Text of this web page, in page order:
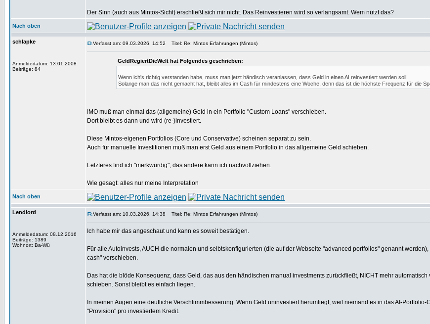
Der Sinn (auch aus Mintos-Sicht) erschließt sich mir nicht. Das Reinvestieren wird so verlangsamt. Wem nützt das?
Nach oben
schlapke
Anmeldedatum: 13.01.2008
Beiträge: 84
Verfasst am: 09.03.2026, 14:52 Titel: Re: Mintos Erfahrungen (Mintos)
GeldRegiertDieWelt hat Folgendes geschrieben:
Wenn ich's richtig verstanden habe, muss man jetzt händisch veranlassen, dass Geld in einen AI reinvestiert werden soll.
Solange man das nicht gemacht hat, bleibt alles im Cash für mindestens eine Woche, denn das ist die höchste Frequenz für die
IMO muß man einmal das (allgemeine) Geld in ein Portfolio "Custom Loans" verschieben.
Dort bleibt es dann und wird (re-)investiert.
Diese Mintos-eigenen Portfolios (Core und Conservative) scheinen separat zu sein.
Auch für manuelle Investitionen muß man erst Geld aus einem Portfolio in das allgemeine Geld schieben.
Letzteres find ich "merkwürdig", das andere kann ich nachvollziehen.
Wie gesagt: alles nur meine Interpretation
Nach oben
Lendlord
Anmeldedatum: 08.12.2016
Beiträge: 1389
Wohnort: Ba-Wü
Verfasst am: 10.03.2026, 14:38 Titel: Re: Mintos Erfahrungen (Mintos)
Ich habe mir das angeschaut und kann es soweit bestätigen.
Für alle Autoinvests, AUCH die normalen und selbtskonfigurierten (die auf der Webseite "advanced portfolios" genannt
cash" verschieben.
Das hat die blöde Konsequenz, dass Geld, das aus den händischen manual investments zurückfließt, NICHT mehr
schieben. Sonst bleibt es einfach liegen.
In meinen Augen eine deutliche Verschlimmbesserung. Wenn Geld uninvestiert herumliegt, weil niemand es in das AI-Portfolio-
"Provision" pro investiertem Kredit.